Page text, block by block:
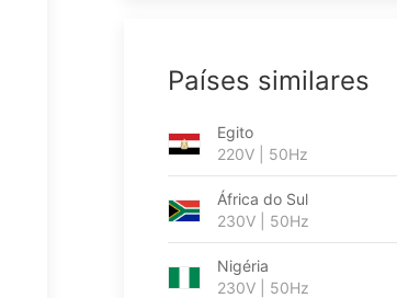
Países similares
Egito
220V | 50Hz
África do Sul
230V | 50Hz
Nigéria
230V | 50Hz